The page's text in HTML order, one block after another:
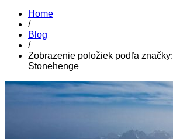
Home
/
Blog
/
Zobrazenie položiek podľa značky:
Stonehenge